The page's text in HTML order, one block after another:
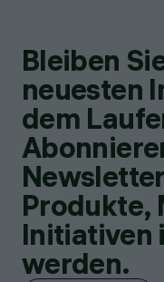
Bleiben
neuesten
dem
Produkte,
Initiativen
werden.